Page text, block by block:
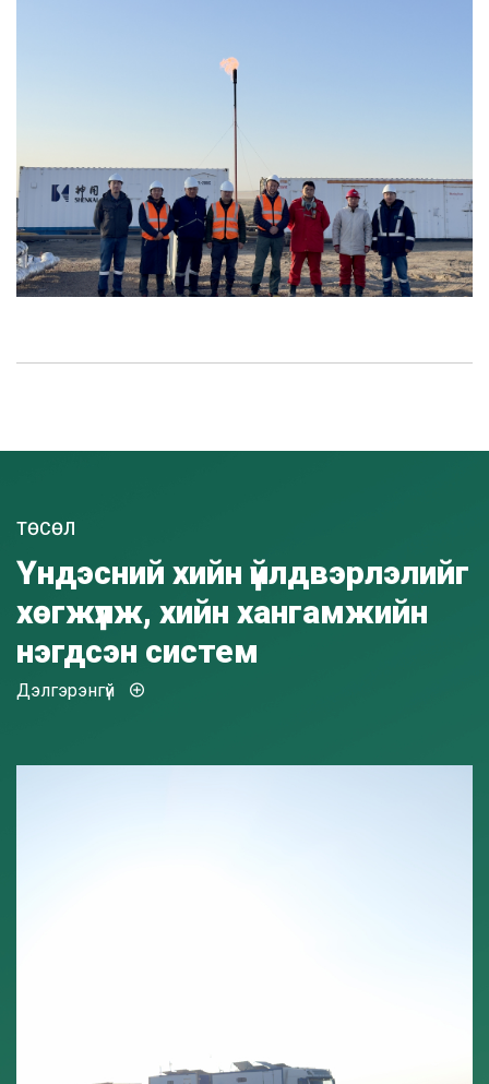
ТӨСӨЛ
Үндэсний хийн үйлдвэрлэлийг
хөгжүүлж, хийн хангамжийн
нэгдсэн систем
Дэлгэрэнгүй